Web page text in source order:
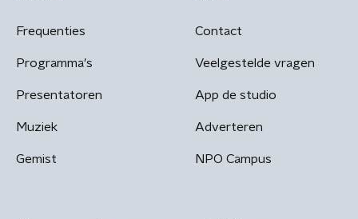
Frequenties
Programma's
Presentatoren
Muziek
Gemist
Contact
Veelgestelde vragen
App de studio
Adverteren
NPO Campus